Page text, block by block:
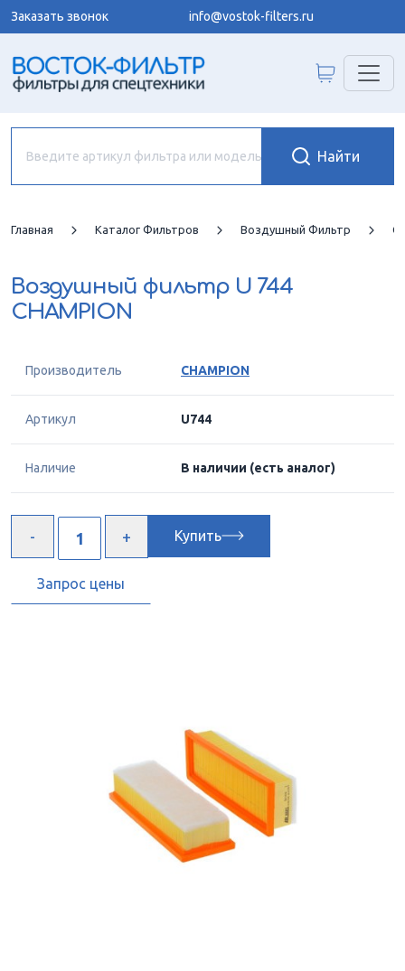
Заказать звонок info@vostok-filters.ru
Главная Каталог Фильтров Воздушный Фильтр
Воздушный фильтр U 744
CHAMPION
Производитель CHAMPION
Артикул U744
Наличие В наличии (есть аналог)
Купить
Запрос цены